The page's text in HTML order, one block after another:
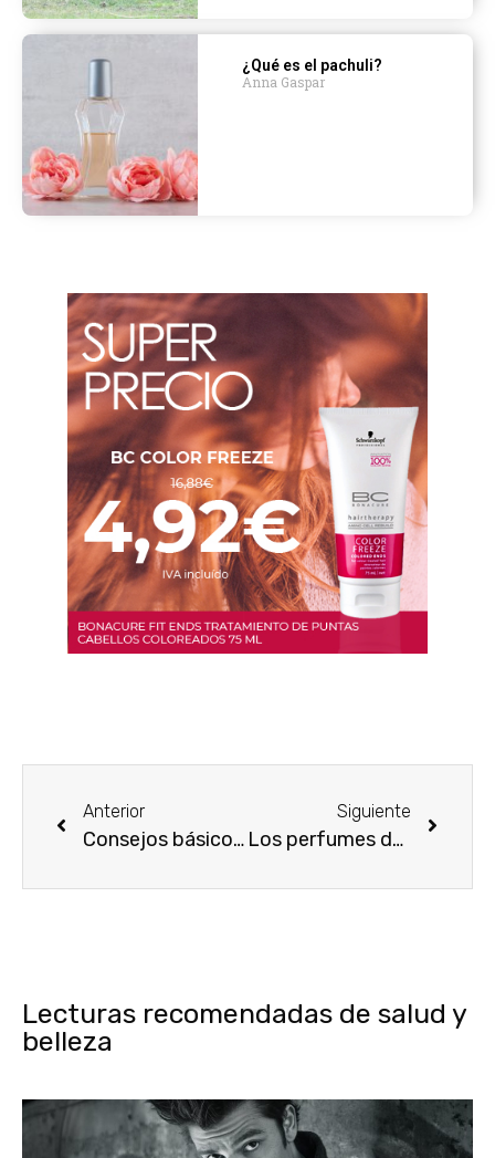
¿Qué es el pachuli?
Anna Gaspar
Anterior
Consejos básicos para cuidar tus manos
Siguiente
Los perfumes de mujer más exquisitos para esta primavera
Lecturas recomendadas de salud y
belleza